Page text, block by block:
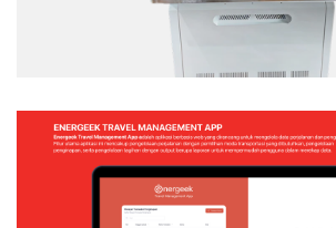
ENERGEEK – TRAVEL